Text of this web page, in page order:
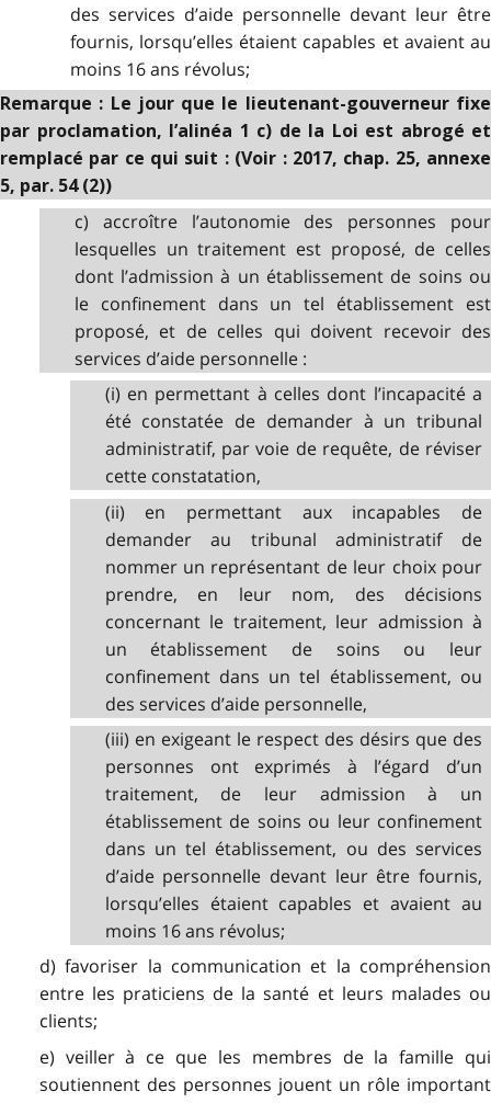
des services d’aide personnelle devant leur être
fournis, lorsqu’elles étaient capables et avaient au
moins 16 ans révolus;
Remarque : Le jour que le lieutenant-gouverneur fixe
par proclamation, l’alinéa 1 c) de la Loi est abrogé et
remplacé par ce qui suit : (Voir : 2017, chap. 25, annexe
5, par. 54 (2))
c) accroître l’autonomie des personnes pour
lesquelles un traitement est proposé, de celles
dont l’admission à un établissement de soins ou
le confinement dans un tel établissement est
proposé, et de celles qui doivent recevoir des
services d’aide personnelle :
(i) en permettant à celles dont l’incapacité a
été constatée de demander à un tribunal
administratif, par voie de requête, de réviser
cette constatation,
(ii) en permettant aux incapables de
demander au tribunal administratif de
nommer un représentant de leur choix pour
prendre, en leur nom, des décisions
concernant le traitement, leur admission à
un établissement de soins ou leur
confinement dans un tel établissement, ou
des services d’aide personnelle,
(iii) en exigeant le respect des désirs que des
personnes ont exprimés à l’égard d’un
traitement, de leur admission à un
établissement de soins ou leur confinement
dans un tel établissement, ou des services
d’aide personnelle devant leur être fournis,
lorsqu’elles étaient capables et avaient au
moins 16 ans révolus;
d) favoriser la communication et la compréhension
entre les praticiens de la santé et leurs malades ou
clients;
e) veiller à ce que les membres de la famille qui
soutiennent des personnes jouent un rôle important